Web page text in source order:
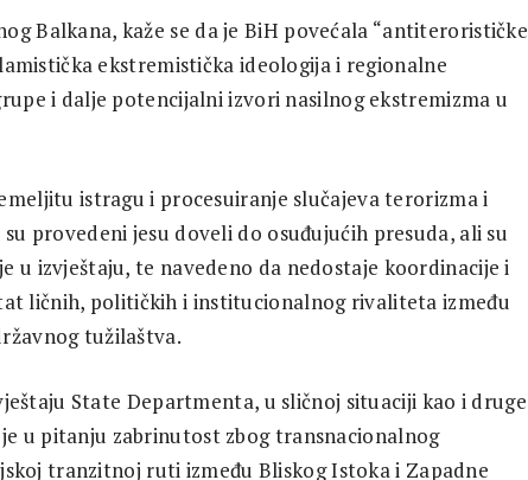
Balkana, kaže se da je BiH povećala “antiterorističke
ekstremistička ideologija i regionalne
i dalje potencijalni izvori nasilnog ekstremizma u
istragu i procesuiranje slučajeva terorizma i
provedeni jesu doveli do osuđujućih presuda, ali su
u izvještaju, te navedeno da nedostaje koordinacije i
ličnih, političkih i institucionalnog rivaliteta između
tužilaštva.
State Departmenta, u sličnoj situaciji kao i druge
u pitanju zabrinutost zbog transnacionalnog
tranzitnoj ruti između Bliskog Istoka i Zapadne